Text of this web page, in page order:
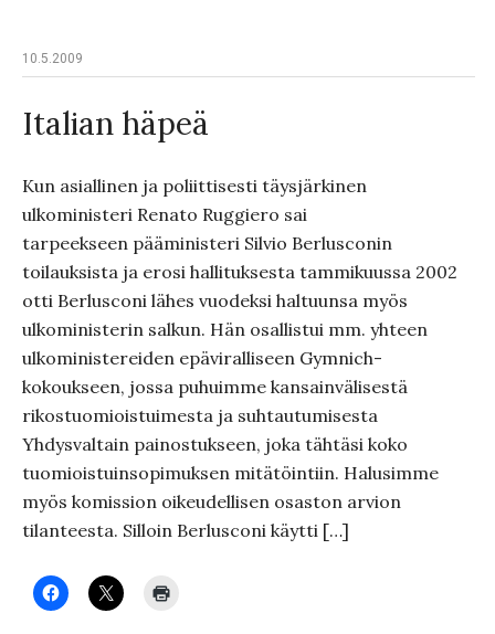
10.5.2009
Italian häpeä
Kun asiallinen ja poliittisesti täysjärkinen
ulkoministeri Renato Ruggiero sai
tarpeekseen pääministeri Silvio Berlusconin
toilauksista ja erosi hallituksesta tammikuussa 2002
otti Berlusconi lähes vuodeksi haltuunsa myös
ulkoministerin salkun. Hän osallistui mm. yhteen
ulkoministereiden epäviralliseen Gymnich-
kokoukseen, jossa puhuimme kansainvälisestä
rikostuomioistuimesta ja suhtautumisesta
Yhdysvaltain painostukseen, joka tähtäsi koko
tuomioistuinsopimuksen mitätöintiin. Halusimme
myös komission oikeudellisen osaston arvion
tilanteesta. Silloin Berlusconi käytti […]